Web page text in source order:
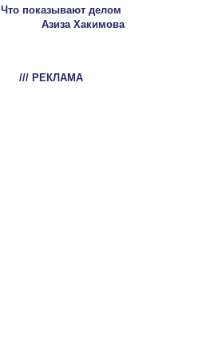
Что показывают делом
Азиза Хакимова
/// РЕКЛАМА